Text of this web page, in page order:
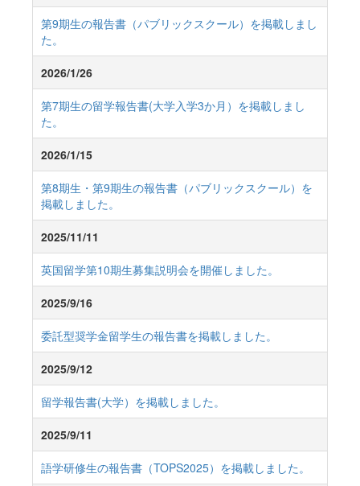
第9期生の報告書（パブリックスクール）を掲載しまし
た。
2026/1/26
第7期生の留学報告書(大学入学3か月）を掲載しまし
た。
2026/1/15
第8期生・第9期生の報告書（パブリックスクール）を
掲載しました。
2025/11/11
英国留学第10期生募集説明会を開催しました。
2025/9/16
委託型奨学金留学生の報告書を掲載しました。
2025/9/12
留学報告書(大学）を掲載しました。
2025/9/11
語学研修生の報告書（TOPS2025）を掲載しました。